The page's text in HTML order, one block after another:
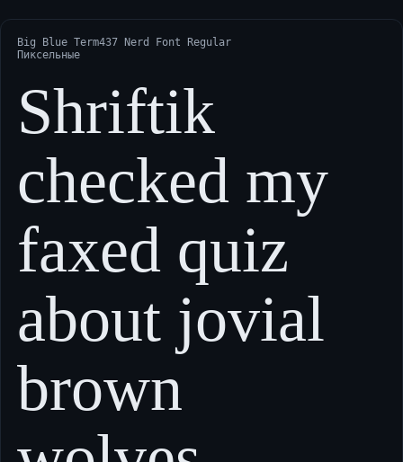
Big Blue Term437 Nerd Font Regular
Пиксельные
Shriftik
checked my
faxed quiz
about jovial
brown